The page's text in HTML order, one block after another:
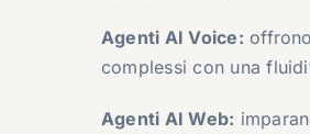
Agenti AI Voice:
complessi con una
Agenti AI Web: